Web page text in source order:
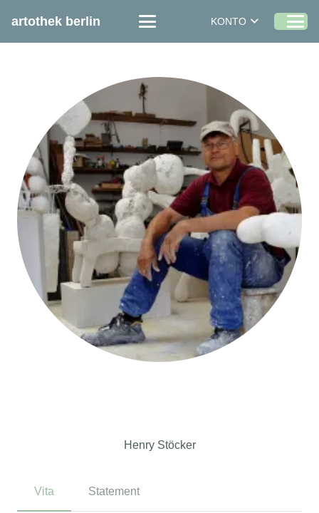
artothek berlin KONTO
Henry Stöcker
Vita Statement